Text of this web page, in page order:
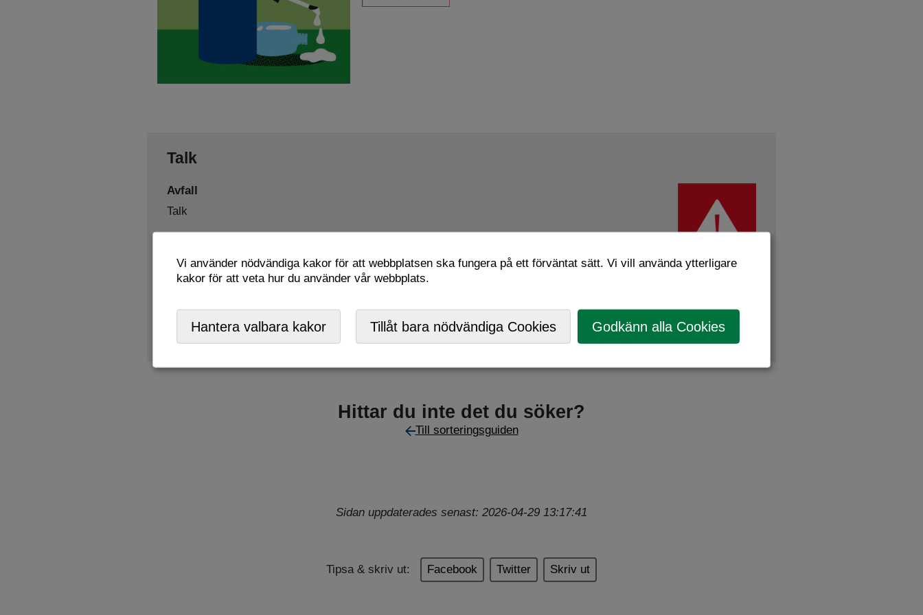
Talk
Avfall
Talk
Farligt avfall
Hittar du inte det du söker?
Till sorteringsguiden
Sidan uppdaterades senast: 2026-04-29 13:17:41
Tipsa & skriv ut: Facebook Twitter Skriv ut
Vi använder nödvändiga kakor för att webbplatsen ska fungera på ett förväntat sätt. Vi vill använda ytterligare
kakor för att veta hur du använder vår webbplats.
Hantera valbara kakor Tillåt bara nödvändiga Cookies Godkänn alla Cookies